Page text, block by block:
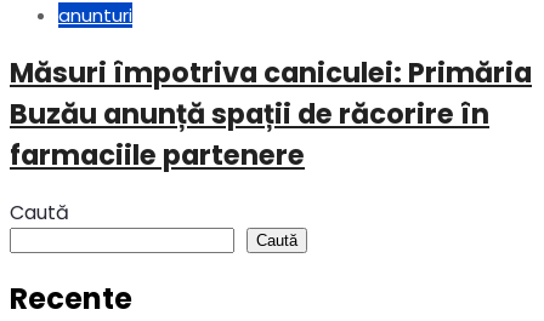
anunturi
Măsuri împotriva caniculei: Primăria
Buzău anunță spații de răcorire în
farmaciile partenere
Caută
Caută
Recente